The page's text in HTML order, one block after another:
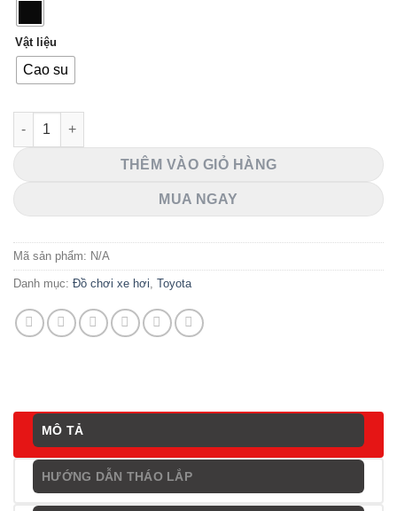
Vật liệu
Cao su
SUPLO SMART GRAVITY HOLDER CUTE MOUNT 10W FAST
THÊM VÀO GIỎ HÀNG
MUA NGAY
Mã sản phẩm: N/A
Danh mục: Đồ chơi xe hơi Toyota
MÔ TẢ
HƯỚNG DẪN THÁO LẮP